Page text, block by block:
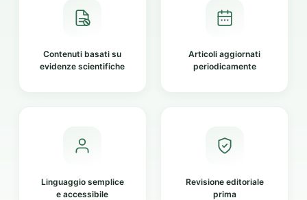
Contenuti basati su
evidenze scientifiche
Articoli aggiornati
periodicamente
Linguaggio semplice
e accessibile
Revisione editoriale
prima